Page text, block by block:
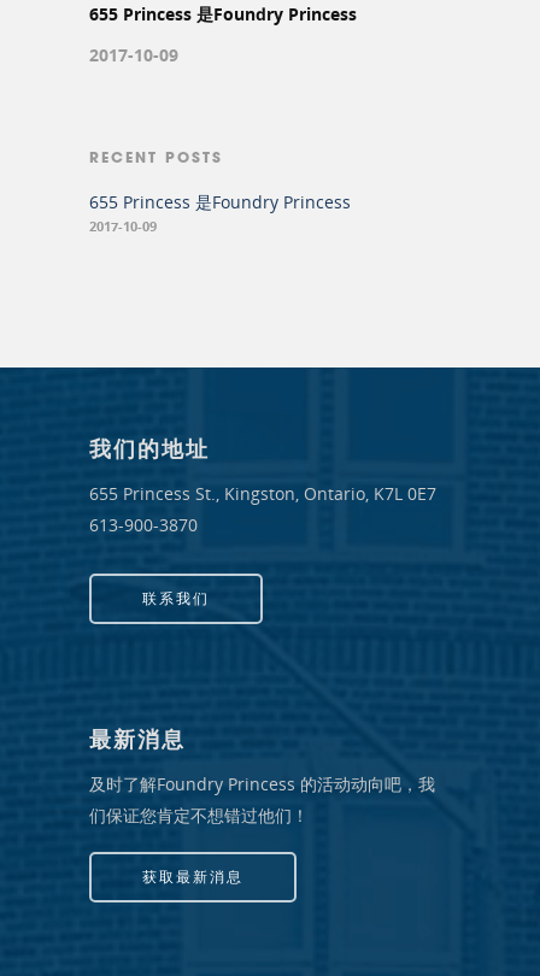
655 Princess 是Foundry Princess
2017-10-09
RECENT POSTS
655 Princess 是Foundry Princess
2017-10-09
我们的地址
655 Princess St., Kingston, Ontario, K7L 0E7
613-900-3870
联系我们
最新消息
及时了解Foundry Princess 的活动动向吧，我
们保证您肯定不想错过他们！
获取最新消息